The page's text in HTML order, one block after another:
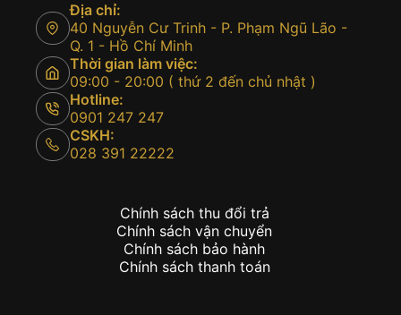
Địa chỉ:
40 Nguyễn Cư Trinh - P. Phạm Ngũ Lão -
Q. 1 - Hồ Chí Minh
Thời gian làm việc:
09:00 - 20:00 ( thứ 2 đến chủ nhật )
Hotline:
0901 247 247
CSKH:
028 391 22222
Chính sách thu đổi trả
Chính sách vận chuyển
Chính sách bảo hành
Chính sách thanh toán